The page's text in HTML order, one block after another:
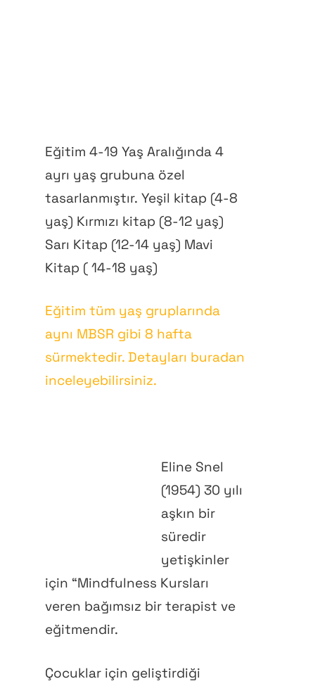
Eğitim 4-19 Yaş Aralığında 4
ayrı yaş grubuna özel
tasarlanmıştır.Yeşil kitap (4-8
yaş) Kırmızı kitap (8-12 yaş)
Sarı Kitap (12-14 yaş) Mavi
Kitap ( 14-18 yaş)
Eğitim tüm yaş gruplarında
aynı MBSR gibi 8 hafta
sürmektedir. Detayları buradan
inceleyebilirsiniz.
Eline Snel
(1954) 30 yılı
aşkın bir
süredir
yetişkinler
için “Mindfulness Kursları
veren bağımsız bir terapist ve
eğitmendir.
Çocuklar için geliştirdiği